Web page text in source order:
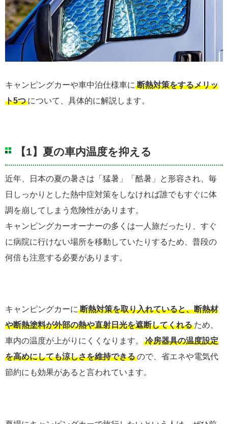
キャンピングカーや車中泊仕様車に 断熱対策をするメリッ
ト5つ について、具体的に解説します。
【1】夏の車内温度を抑える
近年、日本の夏の暑さは「猛暑」「酷暑」と形容され、毎
日しっかりとした熱中症対策をしなければ誰でもすぐに体
調を崩してしまう危険性があります。
キャンピングカーオーナーの多くは一人旅だったり、すぐ
に病院に行けない場所を移動していたりするため、普段の
何倍も注意する必要があります。
キャンピングカーに 断熱対策を取り入れていると、断熱材
や断熱塗料が外部の熱や直射日光を遮断してくれる ため、
車内の温度が上がりにくくなります。
冷房器具の温度設定
を高めにしても涼しさを維持できるので、省エネや電気代
節約にも効果があると言われています。